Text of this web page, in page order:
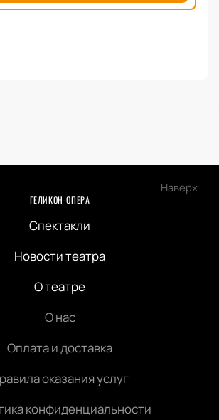
Наверх
ГЕЛИКОН-ОПЕРА
Спектакли
Новости театра
О театре
О нас
Оплата и доставка
оказания услуг
конфиденциальности